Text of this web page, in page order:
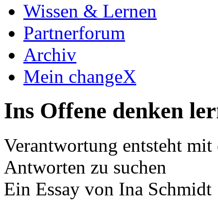
Wissen & Lernen
Partnerforum
Archiv
Mein changeX
Ins Offene denken
Verantwortung entsteht
Antworten zu suchen
Ein Essay von Ina Schmidt